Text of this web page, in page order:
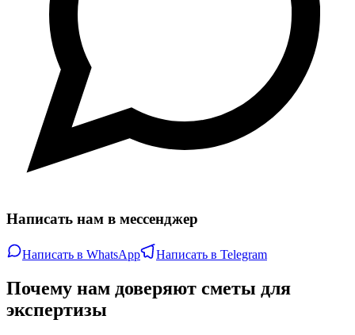
Написать нам в мессенджер
Написать в WhatsApp Написать в Telegram
Почему нам доверяют сметы для
экспертизы